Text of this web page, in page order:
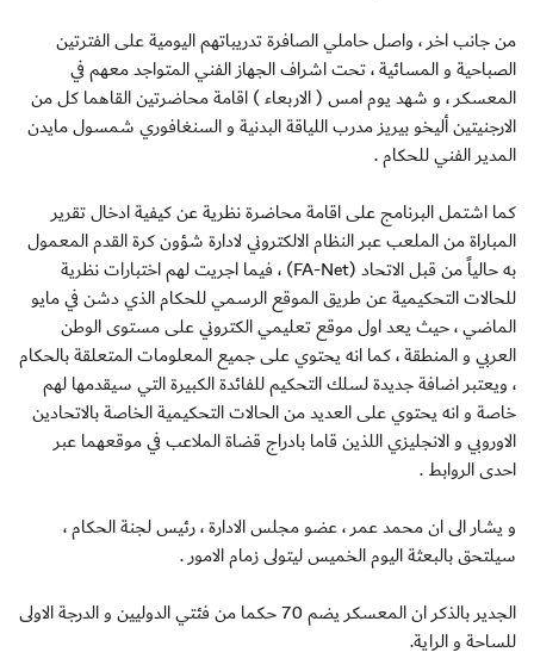
من جانب اخر ، واصل حاملي الصافرة تدريباتهم اليومية على الفترتين
الصباحية و المسائية ، تحت اشراف الجهاز الفني المتواجد معهم في
المعسكر ، و شهد يوم امس ( الاربعاء ) اقامة محاضرتين القاهما كل من
الارجنيتين أليخو بيريز مدرب اللياقة البدنية و السنغافوري شمسول مايدن
المدير الفني للحكام .
كما اشتمل البرنامج على اقامة محاضرة نظرية عن كيفية ادخال تقرير
المباراة من الملعب عبر النظام الالكتروني لادارة شؤون كرة القدم المعمول
به حالياً من قبل الاتحاد (FA-Net) ، فيما اجريت لهم اختبارات نظرية
للحالات التحكيمية عن طريق الموقع الرسمي للحكام الذي دشن في مايو
الماضي ، حيث يعد اول موقع تعليمي الكتروني على مستوى الوطن
العربي و المنطقة ، كما انه يحتوي على جميع المعلومات المتعلقة بالحكام
، ويعتبر اضافة جديدة لسلك التحكيم للفائدة الكبيرة التي سيقدمها لهم
خاصة و انه يحتوي على العديد من الحالات التحكيمية الخاصة بالاتحادين
الاوروبي و الانجليزي اللذين قاما بادراج قضاة الملاعب في موقعهما عبر
احدى الروابط .
و يشار الى ان محمد عمر ، عضو مجلس الادارة ، رئيس لجنة الحكام ،
سيلتحق بالبعثة اليوم الخميس ليتولى زمام الامور .
الجدير بالذكر ان المعسكر يضم 70 حكما من فئتي الدوليين و الدرجة الاولى
للساحة و الراية.